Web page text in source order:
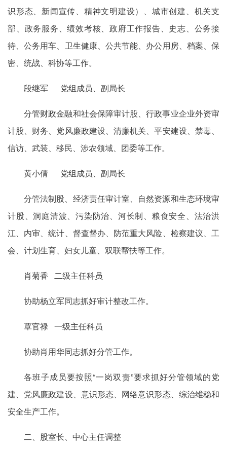
识形态、新闻宣传、精神文明建设）、城市创建、机关支
部、政务服务、绩效考核、政府工作报告、史志、公务接
待、公务用车、卫生健康、公共节能、办公用房、档案、保
密、统战、科协等工作。
段继军 党组成员、副局长
分管财政金融和社会保障审计股、行政事业企业外资审
计股、财务、党风廉政建设、清廉机关、平安建设、禁毒、
信访、武装、移民、涉农领域、团委等工作。
黄小倩 党组成员、副局长
分管法制股、经济责任审计室、自然资源和生态环境审
计股、洞庭清波、污染防治、河长制、粮食安全、法治洪
江、内审、统计、督查督办、防范重大风险、检察建议、工
会、计划生育、妇女儿童、双联帮扶等工作。
肖菊香 二级主任科员
协助杨立军同志抓好审计整改工作。
覃官禄 一级主任科员
协助肖用华同志抓好分管工作。
各班子成员要按照“一岗双责”要求抓好分管领域的党
建、党风廉政建设、意识形态、网络意识形态、综治维稳和
安全生产工作。
二、股室长、中心主任调整